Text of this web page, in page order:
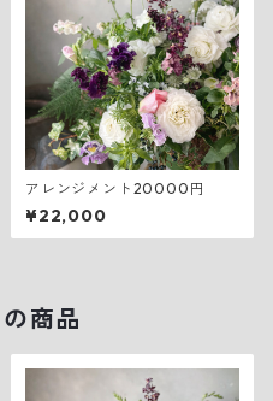
アレンジメント20000円
¥22,000
商品